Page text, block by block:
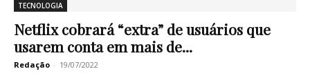
TECNOLOGIA
Netflix cobrará “extra” de usuários que
usarem conta em mais de...
Redação - 19/07/2022